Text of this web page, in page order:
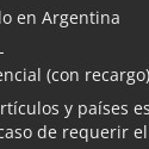
en Argentina
(con recargo)
y países
de requerir